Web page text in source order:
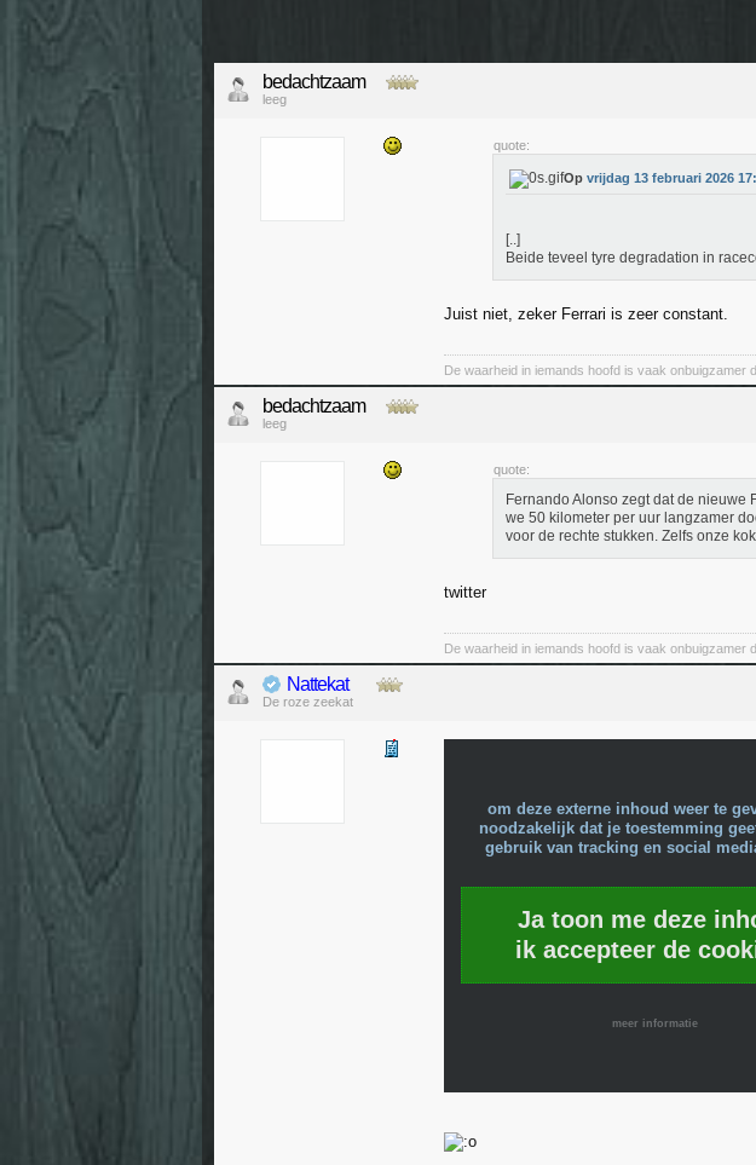
bedachtzaam
leeg
quote:
Op vrijdag 13 februari 2026
[..]
Beide teveel tyre degradation in
Juist niet, zeker Ferrari is zeer constant.
De waarheid in iemands hoofd is vaak onbuigzamer
bedachtzaam
leeg
quote:
Fernando Alonso zegt dat de nieuwe
we 50 kilometer per uur langzamer
voor de rechte stukken. Zelfs onze
twitter
De waarheid in iemands hoofd is vaak onbuigzamer
Nattekat
De roze zeekat
om deze externe inhoud weer te
noodzakelijk dat je toestemming
gebruik van tracking en social
Ja toon me deze
ik accepteer de
meer informatie